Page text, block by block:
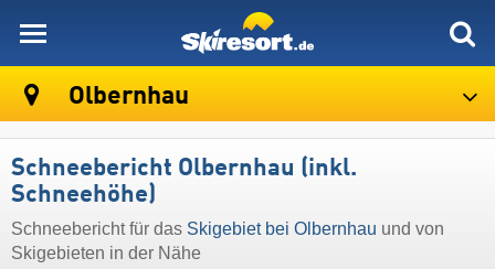
Olbernhau
Schneebericht Olbernhau (inkl.
Schneehöhe)
Schneebericht für das Skigebiet bei Olbernhau und von
Skigebieten in der Nähe